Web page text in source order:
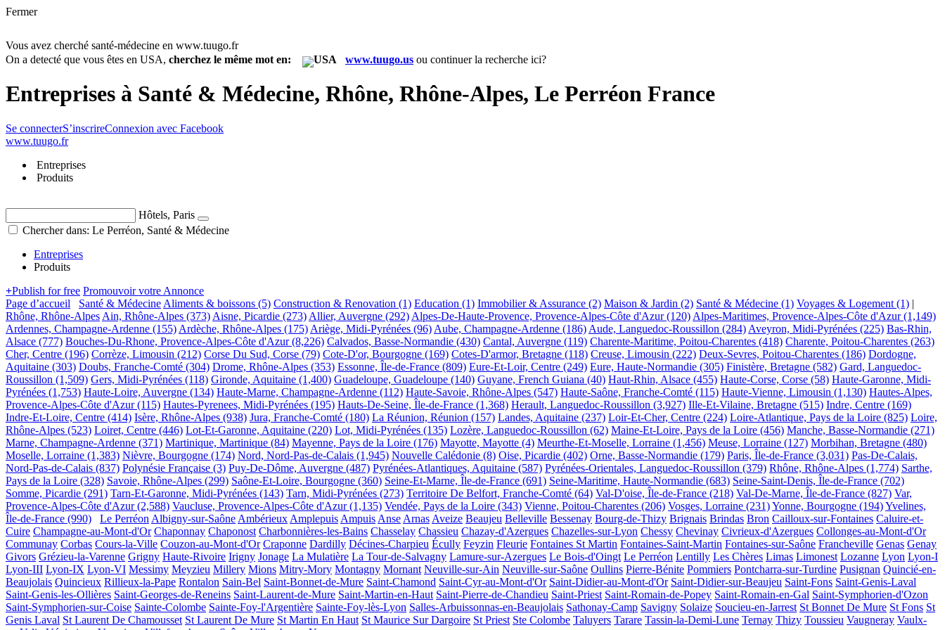
Fermer
Vous avez cherché santé-médecine en www.tuugo.fr
On a detecté que vous êtes en USA, cherchez le même mot en: www.tuugo.us ou continuer la recherche ici?
Entreprises à Santé & Médecine, Rhône, Rhône-Alpes, Le Perréon France
Se connecterS’inscrireConnexion avec Facebook
www.tuugo.fr
Entreprises
Produits
Hôtels, Paris
Chercher dans: Le Perréon, Santé & Médecine
Entreprises
Produits
+Publish for free Promouvoir votre Annonce
Page d’accueil
Santé & Médecine Aliments & boissons (5) Construction & Renovation (1) Education (1) Immobilier & Assurance (2) Maison & Jardin (2) Santé & Médecine (1) Voyages & Logement (1) |
Rhône, Rhône-Alpes Ain, Rhône-Alpes (373) Aisne, Picardie (273) Allier, Auvergne (292) Alpes-De-Haute-Provence, Provence-Alpes-Côte d'Azur (120) Alpes-Maritimes, Provence-Alpes-Côte d'Azur (1,149)
Ardennes, Champagne-Ardenne (155) Ardèche, Rhône-Alpes (175) Ariège, Midi-Pyrénées (96) Aube, Champagne-Ardenne (186) Aude, Languedoc-Roussillon (284) Aveyron, Midi-Pyrénées (225) Bas-Rhin,
Alsace (777) Bouches-Du-Rhone, Provence-Alpes-Côte d'Azur (8,226) Calvados, Basse-Normandie (430) Cantal, Auvergne (119) Charente-Maritime, Poitou-Charentes (418) Charente, Poitou-Charentes (263)
Cher, Centre (196) Corrèze, Limousin (212) Corse Du Sud, Corse (79) Cote-D'or, Bourgogne (169) Cotes-D'armor, Bretagne (118) Creuse, Limousin (222) Deux-Sevres, Poitou-Charentes (186) Dordogne,
Aquitaine (303) Doubs, Franche-Comté (304) Drome, Rhône-Alpes (353) Essonne, Île-de-France (809) Eure-Et-Loir, Centre (249) Eure, Haute-Normandie (305) Finistère, Bretagne (582) Gard, Languedoc-
Roussillon (1,509) Gers, Midi-Pyrénées (118) Gironde, Aquitaine (1,400) Guadeloupe, Guadeloupe (140) Guyane, French Guiana (40) Haut-Rhin, Alsace (455) Haute-Corse, Corse (58) Haute-Garonne, Midi-
Pyrénées (1,753) Haute-Loire, Auvergne (134) Haute-Marne, Champagne-Ardenne (112) Haute-Savoie, Rhône-Alpes (547) Haute-Saône, Franche-Comté (115) Haute-Vienne, Limousin (1,130) Hautes-Alpes,
Provence-Alpes-Côte d'Azur (115) Hautes-Pyrenees, Midi-Pyrénées (195) Hauts-De-Seine, Île-de-France (1,368) Herault, Languedoc-Roussillon (3,927) Ille-Et-Vilaine, Bretagne (515) Indre, Centre (169)
Indre-Et-Loire, Centre (414) Isère, Rhône-Alpes (938) Jura, Franche-Comté (180) La Réunion, Réunion (157) Landes, Aquitaine (237) Loir-Et-Cher, Centre (224) Loire-Atlantique, Pays de la Loire (825) Loire,
Rhône-Alpes (523) Loiret, Centre (446) Lot-Et-Garonne, Aquitaine (220) Lot, Midi-Pyrénées (135) Lozère, Languedoc-Roussillon (62) Maine-Et-Loire, Pays de la Loire (456) Manche, Basse-Normandie (271)
Marne, Champagne-Ardenne (371) Martinique, Martinique (84) Mayenne, Pays de la Loire (176) Mayotte, Mayotte (4) Meurthe-Et-Moselle, Lorraine (1,456) Meuse, Lorraine (127) Morbihan, Bretagne (480)
Moselle, Lorraine (1,383) Nièvre, Bourgogne (174) Nord, Nord-Pas-de-Calais (1,945) Nouvelle Calédonie (8) Oise, Picardie (402) Orne, Basse-Normandie (179) Paris, Île-de-France (3,031) Pas-De-Calais,
Nord-Pas-de-Calais (837) Polynésie Française (3) Puy-De-Dôme, Auvergne (487) Pyrénées-Atlantiques, Aquitaine (587) Pyrénées-Orientales, Languedoc-Roussillon (379) Rhône, Rhône-Alpes (1,774) Sarthe,
Pays de la Loire (328) Savoie, Rhône-Alpes (299) Saône-Et-Loire, Bourgogne (360) Seine-Et-Marne, Île-de-France (691) Seine-Maritime, Haute-Normandie (683) Seine-Saint-Denis, Île-de-France (702)
Somme, Picardie (291) Tarn-Et-Garonne, Midi-Pyrénées (143) Tarn, Midi-Pyrénées (273) Territoire De Belfort, Franche-Comté (64) Val-D'oise, Île-de-France (218) Val-De-Marne, Île-de-France (827) Var,
Provence-Alpes-Côte d'Azur (2,588) Vaucluse, Provence-Alpes-Côte d'Azur (1,135) Vendée, Pays de la Loire (343) Vienne, Poitou-Charentes (206) Vosges, Lorraine (231)Yonne, Bourgogne (194)Yvelines,
Île-de-France (990) Le Perréon Albigny-sur-Saône Ambérieux Amplepuis Ampuis Anse Arnas Aveize Beaujeu Belleville Bessenay Bourg-de-Thizy Brignais Brindas Bron Cailloux-sur-Fontaines Caluire-et-
Cuire Champagne-au-Mont-d'Or Chaponnay Chaponost Charbonnières-les-Bains Chasselay Chassieu Chazay-d'Azergues Chazelles-sur-Lyon Chessy Chevinay Civrieux-d'Azergues Collonges-au-Mont-d'Or
Communay Corbas Cours-la-Ville Couzon-au-Mont-d'Or Craponne Dardilly Décines-Charpieu Écully Feyzin Fleurie Fontaines St Martin Fontaines-Saint-Martin Fontaines-sur-Saône Francheville Genas Genay
Givors Grézieu-la-Varenne Grigny Haute-Rivoire Irigny Jonage La Mulatière La Tour-de-Salvagny Lamure-sur-Azergues Le Bois-d'Oingt Le Perréon Lentilly Les Chères Limas Limonest Lozanne Lyon Lyon-I
Lyon-III Lyon-IX Lyon-VI Messimy Meyzieu Millery Mions Mitry-Mory Montagny Mornant Neuville-sur-Ain Neuville-sur-Saône Oullins Pierre-Bénite Pommiers Pontcharra-sur-Turdine Pusignan Quincié-en-
Beaujolais Quincieux Rillieux-la-Pape Rontalon Sain-Bel Saint-Bonnet-de-Mure Saint-Chamond Saint-Cyr-au-Mont-d'Or Saint-Didier-au-Mont-d'Or Saint-Didier-sur-Beaujeu Saint-Fons Saint-Genis-Laval
Saint-Genis-les-Ollières Saint-Georges-de-Reneins Saint-Laurent-de-Mure Saint-Martin-en-Haut Saint-Pierre-de-Chandieu Saint-Priest Saint-Romain-de-Popey Saint-Romain-en-Gal Saint-Symphorien-d'Ozon
Saint-Symphorien-sur-Coise Sainte-Colombe Sainte-Foy-l'Argentière Sainte-Foy-lès-Lyon Salles-Arbuissonnas-en-Beaujolais Sathonay-Camp Savigny Solaize Soucieu-en-Jarrest St Bonnet De Mure St Fons St
Genis Laval St Laurent De Chamousset St Laurent De Mure St Martin En Haut St Maurice Sur Dargoire St Priest Ste Colombe Taluyers Tarare Tassin-la-Demi-Lune Ternay Thizy Toussieu Vaugneray Vaulx-